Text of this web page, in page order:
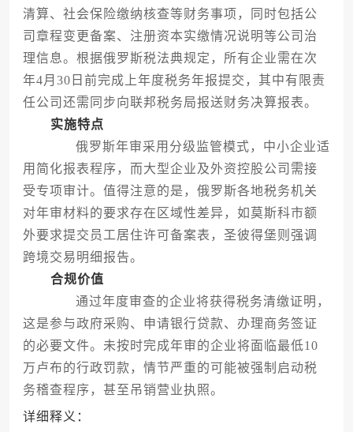
清算、社会保险缴纳核查等财务事项，同时包括公
司章程变更备案、注册资本实缴情况说明等公司治
理信息。根据俄罗斯税法典规定，所有企业需在次
年4月30日前完成上年度税务年报提交，其中有限责
任公司还需同步向联邦税务局报送财务决算报表。
实施特点
俄罗斯年审采用分级监管模式，中小企业适
用简化报表程序，而大型企业及外资控股公司需接
受专项审计。值得注意的是，俄罗斯各地税务机关
对年审材料的要求存在区域性差异，如莫斯科市额
外要求提交员工居住许可备案表，圣彼得堡则强调
跨境交易明细报告。
合规价值
通过年度审查的企业将获得税务清缴证明，
这是参与政府采购、申请银行贷款、办理商务签证
的必要文件。未按时完成年审的企业将面临最低10
万卢布的行政罚款，情节严重的可能被强制启动税
务稽查程序，甚至吊销营业执照。
详细释义：